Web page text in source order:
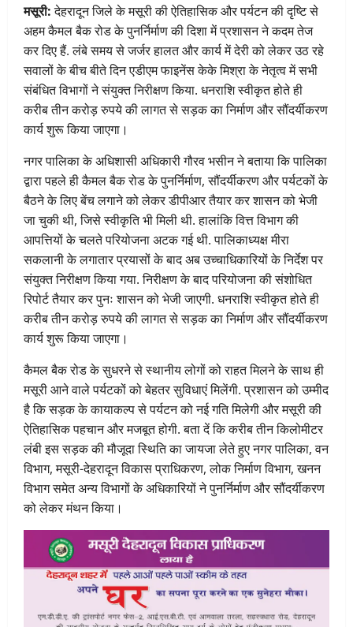
मसूरी:देहरादून जिले केमसूरी की ऐतिहासिक और पर्यटन की दृष्टि से
अहम कैमल बैक रोड के पुनर्निर्माण की दिशा में प्रशासन ने कदम तेज
कर दिए हैं. लंबे समय से जर्जर हालत और कार्य में देरी को लेकर उठ रहे
सवालों के बीच बीते दिन एडीएम फाइनेंस केके मिश्रा के नेतृत्व में सभी
संबंधित विभागों ने संयुक्त निरीक्षण किया. धनराशि स्वीकृत होते ही
करीब तीन करोड़ रुपये की लागत से सड़क का निर्माण और सौंदर्यीकरण
कार्य शुरू किया जाएगा।
नगर पालिका के अधिशासी अधिकारी गौरव भसीन ने बताया कि पालिका
द्वारा पहले ही कैमल बैक रोड के पुनर्निर्माण, सौंदर्यीकरण और पर्यटकों के
बैठने के लिए बेंच लगाने को लेकर डीपीआर तैयार कर शासन को भेजी
जा चुकी थी, जिसे स्वीकृति भी मिली थी. हालांकि वित्त विभाग की
आपत्तियों के चलते परियोजना अटक गई थी. पालिकाध्यक्ष मीरा
सकलानी के लगातार प्रयासों के बाद अब उच्चाधिकारियों के निर्देश पर
संयुक्त निरीक्षण किया गया. निरीक्षण के बाद परियोजना की संशोधित
रिपोर्ट तैयार कर पुनः शासन को भेजी जाएगी. धनराशि स्वीकृत होते ही
करीब तीन करोड़ रुपये की लागत से सड़क का निर्माण और सौंदर्यीकरण
कार्य शुरू किया जाएगा।
कैमल बैक रोड के सुधरने से स्थानीय लोगों को राहत मिलने के साथ ही
मसूरी आने वाले पर्यटकों को बेहतर सुविधाएं मिलेंगी. प्रशासन को उम्मीद
है कि सड़क के कायाकल्प से पर्यटन को नई गति मिलेगी और मसूरी की
ऐतिहासिक पहचान और मजबूत होगी. बता दें कि करीब तीन किलोमीटर
लंबी इस सड़क की मौजूदा स्थिति का जायजा लेते हुए नगर पालिका, वन
विभाग, मसूरी-देहरादून विकास प्राधिकरण, लोक निर्माण विभाग, खनन
विभाग समेत अन्य विभागों के अधिकारियों ने पुनर्निर्माण और सौंदर्यीकरण
को लेकर मंथन किया।